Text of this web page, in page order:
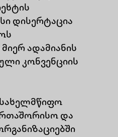
დისერტაცია
ადამიანის
კონვენციის
და